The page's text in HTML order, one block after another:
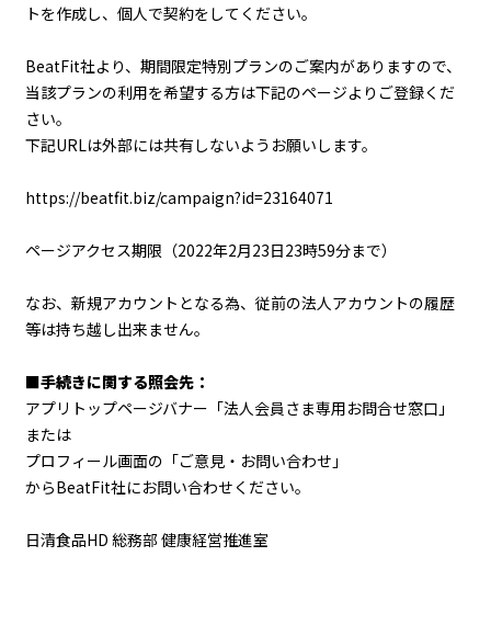
トを作成し、個人で契約をしてください。
BeatFit社より、期間限定特別プランのご案内がありますので、
当該プランの利用を希望する方は下記のページよりご登録くだ
さい。
下記URLは外部には共有しないようお願いします。
https://beatfit.biz/campaign?id=23164071
ページアクセス期限（2022年2月23日23時59分まで）
なお、新規アカウントとなる為、従前の法人アカウントの履歴
等は持ち越し出来ません。
■手続きに関する照会先：
アプリトップページバナー「法人会員さま専用お問合せ窓口」
または
プロフィール画面の「ご意見・お問い合わせ」
からBeatFit社にお問い合わせください。
日清食品HD 総務部 健康経営推進室